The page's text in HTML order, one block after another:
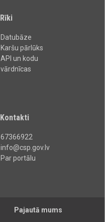
Rīki
Datubāze
Karšu pārlūks
API un kodu
vārdnīcas
Kontakti
67366922
info@csp.gov.lv
Par portālu
Pajautā mums